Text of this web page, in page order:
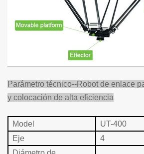
Parámetro técnico--Robot de enlace
y colocación de alta eficiencia
Model UT-400
Eje
4